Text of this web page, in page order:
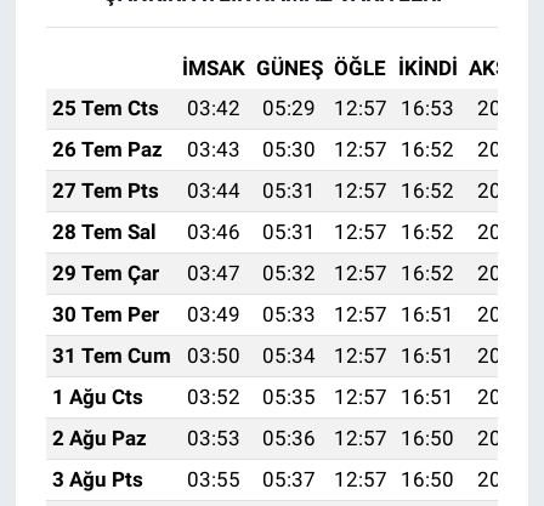
İMSAK GÜNEŞ ÖĞLE İKINDI AKŞAM
25 Tem Cts
03:42 05:29 12:57 16:53
20:15
26 Tem Paz
03:43 05:30 12:57 16:52
20:15
27 Tem Pts
03:44 05:31 12:57 16:52
20:14
28 Tem Sal
03:46 05:31 12:57 16:52
20:13
29 Tem Çar
03:47 05:32 12:57 16:52
20:12
30 Tem Per
03:49 05:33 12:57 16:51
20:11
31 Tem Cum
03:50 05:34 12:57 16:51
20:10
1 Ağu Cts
03:52 05:35 12:57 16:51
20:09
2 Ağu Paz
03:53 05:36 12:57 16:50
20:08
3 Ağu Pts
03:55 05:37 12:57 16:50
20:07